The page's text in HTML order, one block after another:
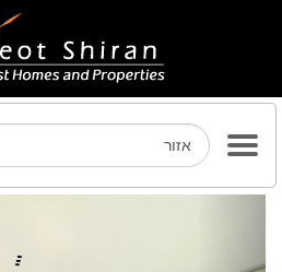
Next